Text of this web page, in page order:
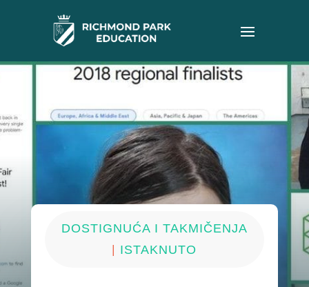
DOSTIGNUĆA I TAKMIČENJA
ISTAKNUTO